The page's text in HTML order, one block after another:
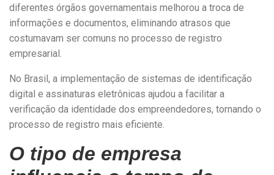
diferentes órgãos governamentais melhorou a troca de
informações e documentos, eliminando atrasos que
costumavam ser comuns no processo de registro
empresarial.
No Brasil, a implementação de sistemas de identificação
digital e assinaturas eletrônicas ajudou a facilitar a
verificação da identidade dos empreendedores, tornando o
processo de registro mais eficiente.
O tipo de empresa